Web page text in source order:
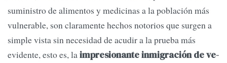
suministro de alimentos y medicinas a la población más
vulnerable, son claramente hechos notorios que surgen a
simple vista sin necesidad de acudir a la prueba más
evidente, esto es, laimpresionante inmigración de ve­